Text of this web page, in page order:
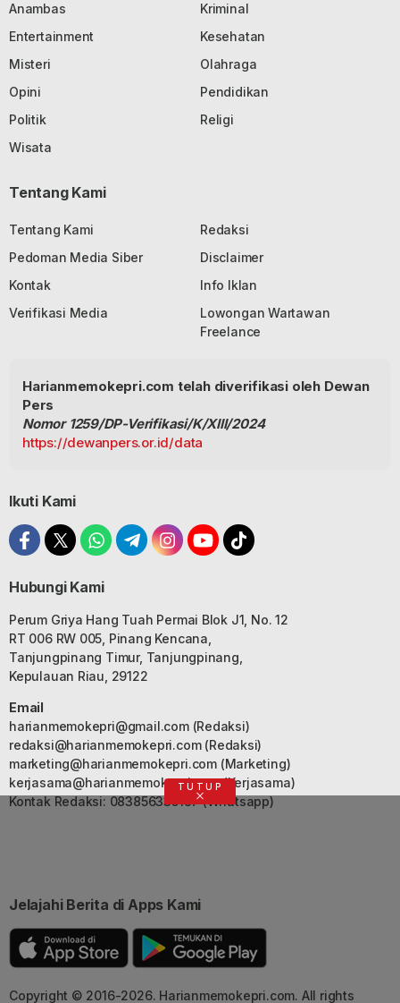
Anambas
Kriminal
Entertainment
Kesehatan
Misteri
Olahraga
Opini
Pendidikan
Politik
Religi
Wisata
Tentang Kami
Tentang Kami
Redaksi
Pedoman Media Siber
Disclaimer
Kontak
Info Iklan
Verifikasi Media
Lowongan Wartawan
Freelance
Harianmemokepri.com telah diverifikasi oleh Dewan
Pers
Nomor 1259/DP-Verifikasi/K/XIII/2024
https://dewanpers.or.id/data
Ikuti Kami
Hubungi Kami
Perum Griya Hang Tuah Permai Blok J1, No. 12
RT 006 RW 005, Pinang Kencana,
Tanjungpinang Timur, Tanjungpinang,
Kepulauan Riau, 29122
Email
harianmemokepri@gmail.com(Redaksi)
redaksi@harianmemokepri.com(Redaksi)
marketing@harianmemokepri.com(Marketing)
kerjasama@harianmemokepri.com(Kerjasama)
Kontak Redaksi: 083856335187 (Whatsapp)
Jelajahi Berita di Apps Kami
Copyright © 2016-2026. Harianmemokepri.com. All rights
TUTUP